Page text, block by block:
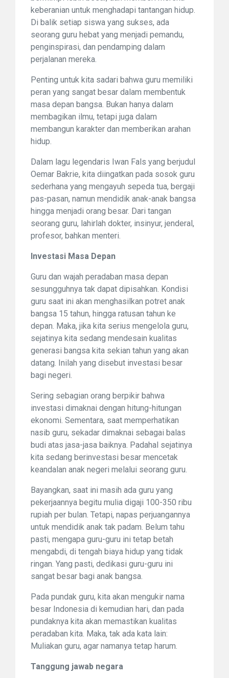
keberanian untuk menghadapi tantangan hidup.
Di balik setiap siswa yang sukses, ada
seorang guru hebat yang menjadi pemandu,
penginspirasi, dan pendamping dalam
perjalanan mereka.
Penting untuk kita sadari bahwa guru memiliki
peran yang sangat besar dalam membentuk
masa depan bangsa. Bukan hanya dalam
membagikan ilmu, tetapi juga dalam
membangun karakter dan memberikan arahan
hidup.
Dalam lagu legendaris Iwan Fals yang berjudul
Oemar Bakrie, kita diingatkan pada sosok guru
sederhana yang mengayuh sepeda tua, bergaji
pas-pasan, namun mendidik anak-anak bangsa
hingga menjadi orang besar. Dari tangan
seorang guru, lahirlah dokter, insinyur, jenderal,
profesor, bahkan menteri.
Investasi Masa Depan
Guru dan wajah peradaban masa depan
sesungguhnya tak dapat dipisahkan. Kondisi
guru saat ini akan menghasilkan potret anak
bangsa 15 tahun, hingga ratusan tahun ke
depan. Maka, jika kita serius mengelola guru,
sejatinya kita sedang mendesain kualitas
generasi bangsa kita sekian tahun yang akan
datang. Inilah yang disebut investasi besar
bagi negeri.
Sering sebagian orang berpikir bahwa
investasi dimaknai dengan hitung-hitungan
ekonomi. Sementara, saat memperhatikan
nasib guru, sekadar dimaknai sebagai balas
budi atas jasa-jasa baiknya. Padahal sejatinya
kita sedang berinvestasi besar mencetak
keandalan anak negeri melalui seorang guru.
Bayangkan, saat ini masih ada guru yang
pekerjaannya begitu mulia digaji 100-350 ribu
rupiah per bulan. Tetapi, napas perjuangannya
untuk mendidik anak tak padam. Belum tahu
pasti, mengapa guru-guru ini tetap betah
mengabdi, di tengah biaya hidup yang tidak
ringan. Yang pasti, dedikasi guru-guru ini
sangat besar bagi anak bangsa.
Pada pundak guru, kita akan mengukir nama
besar Indonesia di kemudian hari, dan pada
pundaknya kita akan memastikan kualitas
peradaban kita. Maka, tak ada kata lain:
Muliakan guru, agar namanya tetap harum.
Tanggung jawab negara